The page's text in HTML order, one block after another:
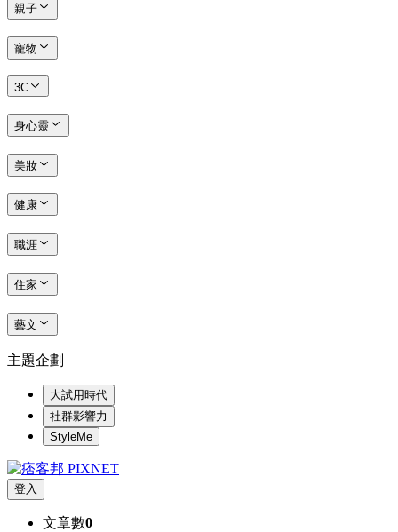
親子
寵物
3C
身心靈
美妝
健康
職涯
住家
藝文
主題企劃
大試用時代
社群影響力
StyleMe
登入
文章數0